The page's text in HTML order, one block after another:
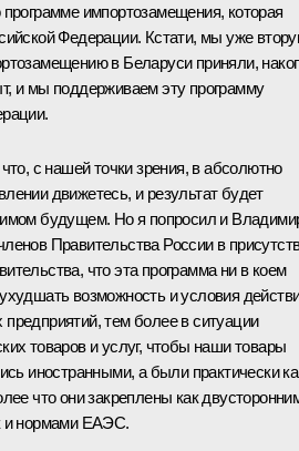
импортозамещения, которая
Федерации. Кстати, мы уже
в Беларуси приняли,
и мы поддерживаем эту программу
с нашей точки зрения, в абсолютно
движетесь, и результат будет
будущем. Но я попросил и
Правительства России в
что эта программа ни в коем
возможность и условия
тем более в ситуации
товаров и услуг, чтобы наши товары
иностранными, а были практически
что они закреплены как
и нормами ЕАЭС.